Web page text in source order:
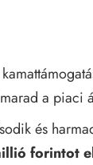
a piaci
és
forintot